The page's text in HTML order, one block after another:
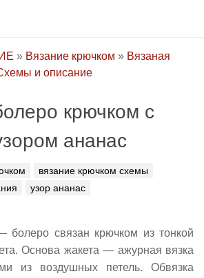
» Вязание крючком » Вязаная
и описание
крючком с
ананас
вязание крючком схемы
узор ананас
болеро связан крючком из тонкой
Основа жакета — ажурная вязка
из воздушных петель. Обвязка